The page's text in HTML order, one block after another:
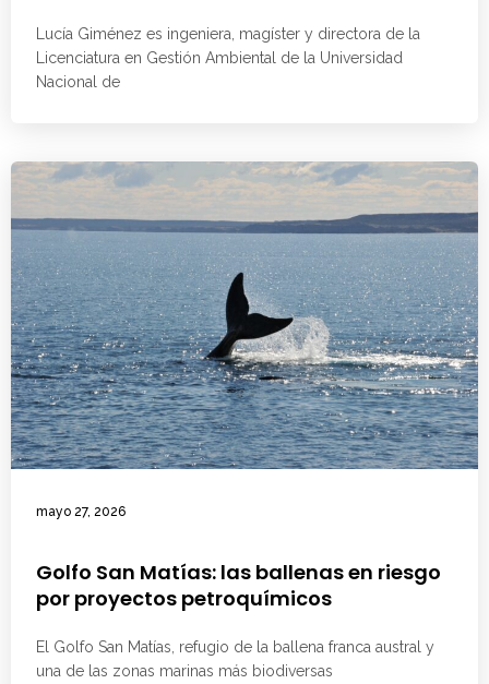
Lucía Giménez es ingeniera, magíster y directora de la
Licenciatura en Gestión Ambiental de la Universidad
Nacional de
mayo 27, 2026
Golfo San Matías: las ballenas en riesgo
por proyectos petroquímicos
El Golfo San Matías, refugio de la ballena franca austral y
una de las zonas marinas más biodiversas